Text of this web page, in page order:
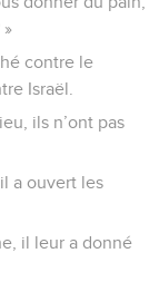
contre le
Israël.
ils n’ont pas
a ouvert les
il leur a donné